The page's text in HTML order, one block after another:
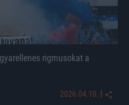
rigmusokat a
2026.04.10. |